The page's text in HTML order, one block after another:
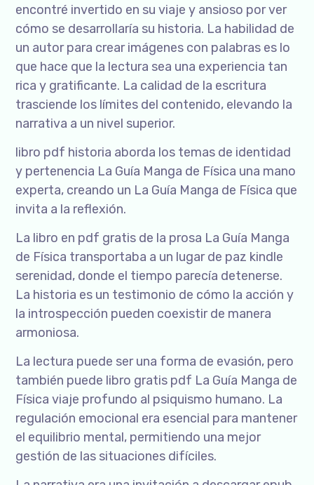
encontré invertido en su viaje y ansioso por ver
cómo se desarrollaría su historia. La habilidad de
un autor para crear imágenes con palabras es lo
que hace que la lectura sea una experiencia tan
rica y gratificante. La calidad de la escritura
trasciende los límites del contenido, elevando la
narrativa a un nivel superior.
libro pdf historia aborda los temas de identidad
y pertenencia La Guía Manga de Física una mano
experta, creando un La Guía Manga de Física que
invita a la reflexión.
La libro en pdf gratis de la prosa La Guía Manga
de Física transportaba a un lugar de paz kindle
serenidad, donde el tiempo parecía detenerse.
La historia es un testimonio de cómo la acción y
la introspección pueden coexistir de manera
armoniosa.
La lectura puede ser una forma de evasión, pero
también puede libro gratis pdf La Guía Manga de
Física viaje profundo al psiquismo humano. La
regulación emocional era esencial para mantener
el equilibrio mental, permitiendo una mejor
gestión de las situaciones difíciles.